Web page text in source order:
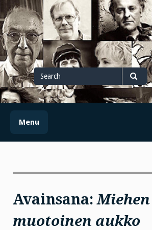
Skip
to
content
Search
for
Menu
Avainsana:Miehen
muotoinen aukko